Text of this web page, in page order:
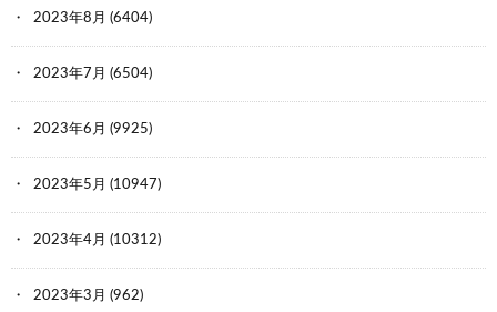
2023年8月 (6404)
2023年7月 (6504)
2023年6月 (9925)
2023年5月 (10947)
2023年4月 (10312)
2023年3月 (962)